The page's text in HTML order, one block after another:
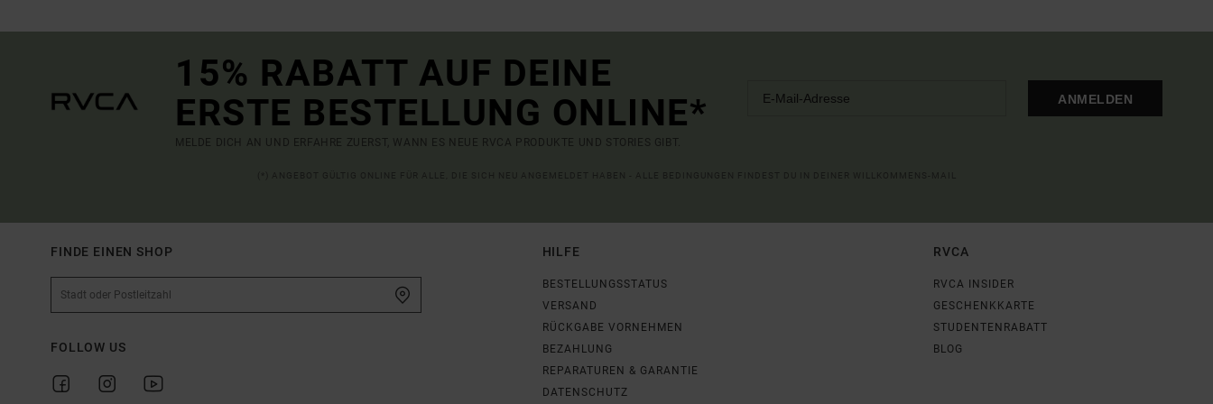
15% RABATT AUF DEINE
ERSTE BESTELLUNG ONLINE*
MELDE DICH AN UND ERFAHRE ZUERST, WANN ES NEUE RVCA PRODUKTE UND STORIES GIBT.
ANMELDEN
FINDE EINEN SHOP
FOLLOW US
HILFE
BESTELLUNGSSTATUS
VERSAND
RÜCKGABE VORNEHMEN
BEZAHLUNG
REPARATUREN & GARANTIE
DATENSCHUTZ
RVCA
RVCA INSIDER
GESCHENKKARTE
STUDENTENRABATT
BLOG